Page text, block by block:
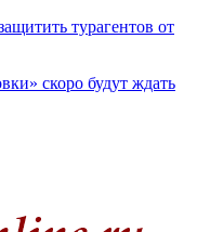
турагентов от
скоро будут ждать